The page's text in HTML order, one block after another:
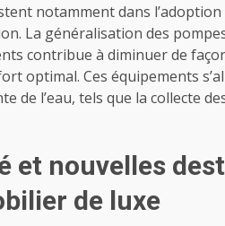
notamment dans
La généralisation des
contribue à diminuer de
optimal. Ces équipements
de l’eau, tels que la collecte
et nouvelles
de luxe